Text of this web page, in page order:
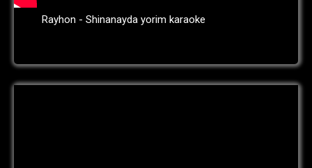
Rayhon - Shinanayda yorim karaoke